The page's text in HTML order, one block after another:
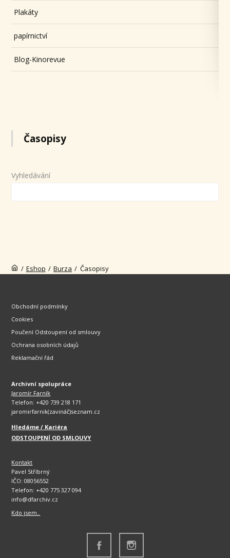
Plakáty
papírnictví
Blog-Kinorevue
Časopisy
Vyhledávání
/ Eshop / Burza / Časopisy
Obchodní podmínky
Cookies
Poučení Odstoupení od smlouvy
Ochrana osobních údajů
Reklamační řád
Archivní spolupráce
Jaromír Farník
Telefon: +420 739 218 171
jaromirfarnik(zavináč)seznam.cz
Hledáme / Kariéra
ODSTOUPENÍ OD SMLOUVY
Kontakt
Pavel Stříbrný
IČO: 08056552
Telefon: +420 775 327 094
info@dfarchiv.cz
Kdo jsem..